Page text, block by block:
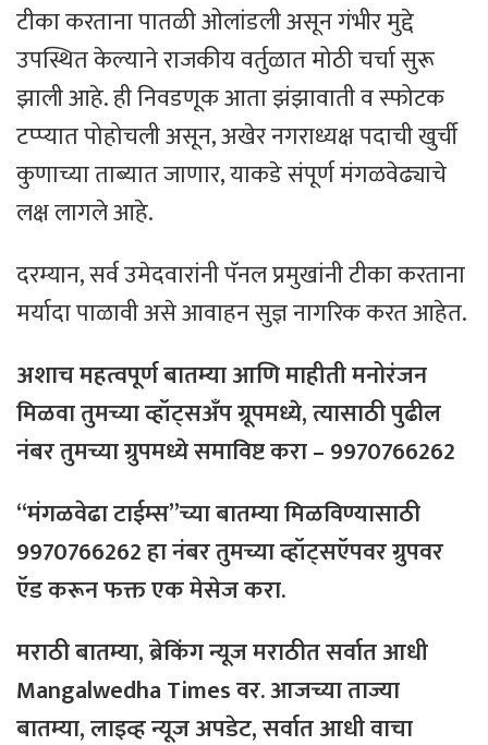
टीका करताना पातळी ओलांडली असून गंभीर मुद्दे
उपस्थित केल्याने राजकीय वर्तुळात मोठी चर्चा सुरू
झाली आहे. ही निवडणूक आता झंझावाती व स्फोटक
टप्प्यात पोहोचली असून, अखेर नगराध्यक्ष पदाची खुर्ची
कुणाच्या ताब्यात जाणार, याकडे संपूर्ण मंगळवेढ्याचे
लक्ष लागले आहे.
दरम्यान, सर्व उमेदवारांनी पॅनल प्रमुखांनी टीका करताना
मर्यादा पाळावी असे आवाहन सुज्ञ नागरिक करत आहेत.
अशाच महत्वपूर्ण बातम्या आणि माहीती मनोरंजन
मिळवा तुमच्या व्हॉट्सअँप ग्रूपमध्ये, त्यासाठीपुढील
नंबरतुमच्याग्रुपमध्येसमाविष्टकरा – 9970766262
“मंगळवेढा टाईम्स”च्या बातम्या मिळविण्यासाठी
9970766262 हा नंबर तुमच्या व्हॉट्सऍपवर ग्रुपवर
ऍड करून फक्त एक मेसेज करा.
मराठी बातम्या, ब्रेकिंग न्यूज मराठीत सर्वात आधी
Mangalwedha Times वर. आजच्या ताज्या
बातम्या, लाइव्ह न्यूज अपडेट, सर्वात आधी वाचा